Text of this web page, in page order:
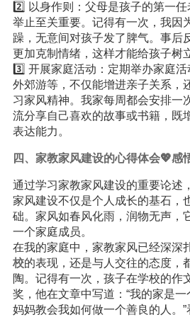
2️⃣ 以身作则：父母是孩子的第一
举止至关重要。记得有一次，我因
躁，无意间对孩子发了脾气。事后
更加克制情绪，这样才能给孩子树
3️⃣ 开展家庭活动：定期举办家庭
外郊游等，不仅能增进亲子关系，
习家风精神。我家每周都会安排一
流分享自己喜欢的故事或书籍，既
表达能力。
四、家教家风建设的心得体会💖感
通过学习家教家风建设的重要论述
家风建设不仅是个人成长的基石，
础。家风如春风化雨，润物无声，
一个家庭成员。
在我的家庭中，家教家风已经深深
校的表现，还是与人交往的态度，
陶。记得有一次，孩子在学校的作
奖，他在文章中写道：“我的家是
妈妈教会我如何做一个善良的人。